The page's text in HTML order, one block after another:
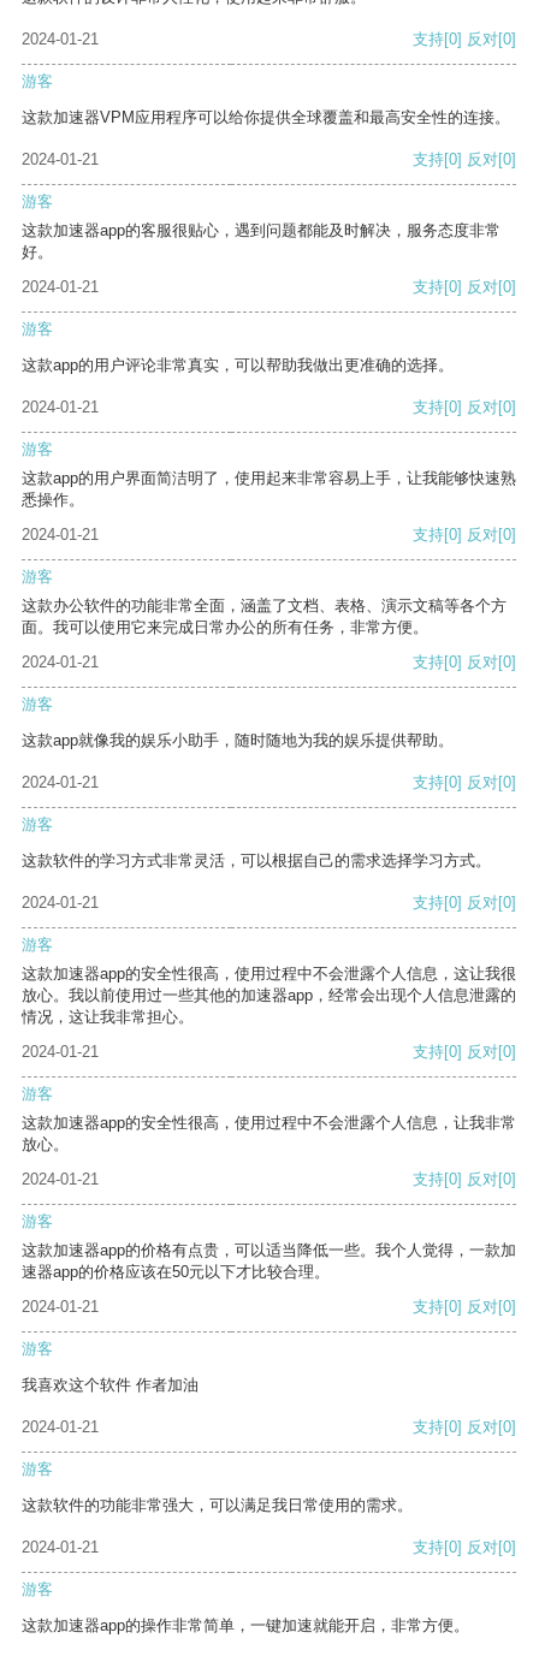
2024-01-21 支持[0] 反对[0]
游客
这款加速器VPM应用程序可以给你提供全球覆盖和最高安全性的连接。
2024-01-21 支持[0] 反对[0]
游客
这款加速器app的客服很贴心，遇到问题都能及时解决，服务态度非常
好。
2024-01-21
支持[0] 反对[0]
游客
这款app的用户评论非常真实，可以帮助我做出更准确的选择。
2024-01-21 支持[0] 反对[0]
游客
这款app的用户界面简洁明了，使用起来非常容易上手，让我能够快速熟
悉操作。
2024-01-21
支持[0] 反对[0]
游客
这款办公软件的功能非常全面，涵盖了文档、表格、演示文稿等各个方
面。我可以使用它来完成日常办公的所有任务，非常方便。
2024-01-21
支持[0] 反对[0]
游客
这款app就像我的娱乐小助手，随时随地为我的娱乐提供帮助。
2024-01-21 支持[0] 反对[0]
游客
这款软件的学习方式非常灵活，可以根据自己的需求选择学习方式。
2024-01-21 支持[0] 反对[0]
游客
这款加速器app的安全性很高，使用过程中不会泄露个人信息，这让我很
放心。我以前使用过一些其他的加速器app，经常会出现个人信息泄露的
情况，这让我非常担心。
2024-01-21
支持[0] 反对[0]
游客
这款加速器app的安全性很高，使用过程中不会泄露个人信息，让我非常
放心。
2024-01-21
支持[0] 反对[0]
游客
这款加速器app的价格有点贵，可以适当降低一些。我个人觉得，一款加
速器app的价格应该在50元以下才比较合理。
2024-01-21
支持[0] 反对[0]
游客
我喜欢这个软件 作者加油
2024-01-21 支持[0] 反对[0]
游客
这款软件的功能非常强大，可以满足我日常使用的需求。
2024-01-21 支持[0] 反对[0]
游客
这款加速器app的操作非常简单，一键加速就能开启，非常方便。